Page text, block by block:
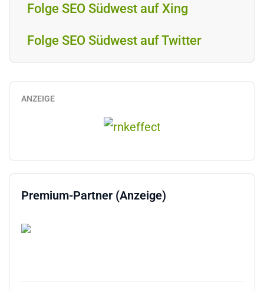
Folge SEO Südwest auf Xing
Folge SEO Südwest auf Twitter
ANZEIGE
Premium-Partner (Anzeige)